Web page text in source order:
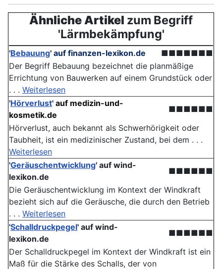
Ähnliche Artikel zum Begriff
'Lärmbekämpfung'
'Bebauung' auf finanzen-lexikon.de
■■■■■■■
Der Begriff Bebauung bezeichnet die planmäßige
Errichtung von Bauwerken auf einem Grundstück oder
. . . Weiterlesen
'Hörverlust' auf medizin-und-
kosmetik.de
■■■■■■
Hörverlust, auch bekannt als Schwerhörigkeit oder
Taubheit, ist ein medizinischer Zustand, bei dem . . .
Weiterlesen
'Geräuschentwicklung' auf wind-
lexikon.de
■■■■■■
Die Geräuschentwicklung im Kontext der Windkraft
bezieht sich auf die Geräusche, die durch den Betrieb
. . . Weiterlesen
'Schalldruckpegel' auf wind-
lexikon.de
■■■■■■
Der Schalldruckpegel im Kontext der Windkraft ist ein
Maß für die Stärke des Schalls, der von